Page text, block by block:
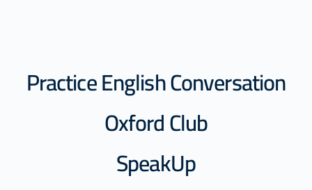
Practice English Conversation
Oxford Club
SpeakUp